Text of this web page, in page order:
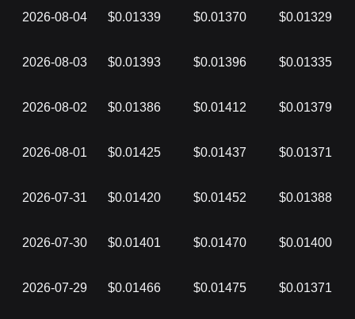
2026-08-04 $0.01339 $0.01370 $0.01329
2026-08-03 $0.01393 $0.01396 $0.01335
2026-08-02 $0.01386 $0.01412 $0.01379
2026-08-01 $0.01425 $0.01437 $0.01371
2026-07-31 $0.01420 $0.01452 $0.01388
2026-07-30 $0.01401 $0.01470 $0.01400
2026-07-29 $0.01466 $0.01475 $0.01371